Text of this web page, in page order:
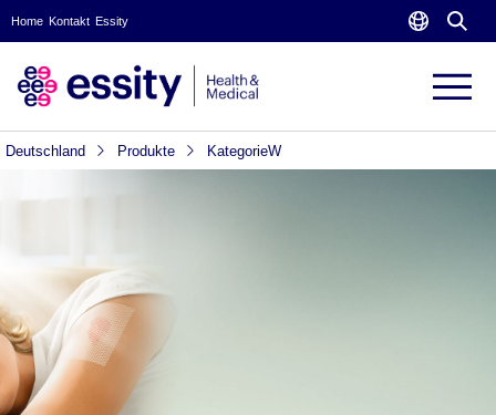
Home Kontakt Essity
Deutschland Produkte KategorieW